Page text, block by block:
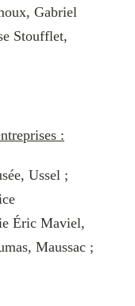
Gabriel
Stoufflet,
:
Ussel ;
Éric Maviel,
Maussac ;